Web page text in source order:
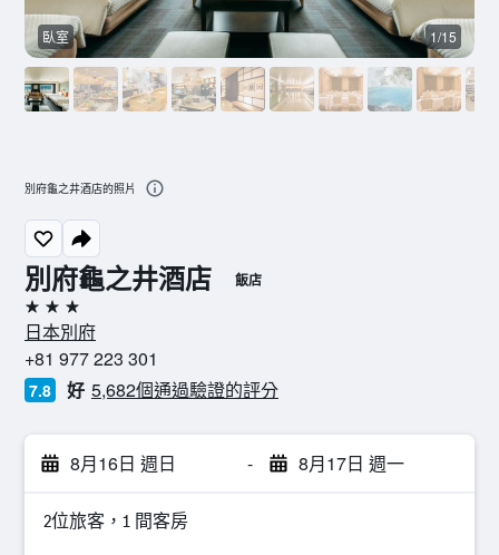
別府龜之井酒店 飯店
3星級
日本別府
+81 977 223 301
7.8 好 5,682個通過驗證的評分
8月16日 週日 - 8月17日 週一
2位旅客，1 間客房
臥室 1/15
別府龜之井酒店的照片